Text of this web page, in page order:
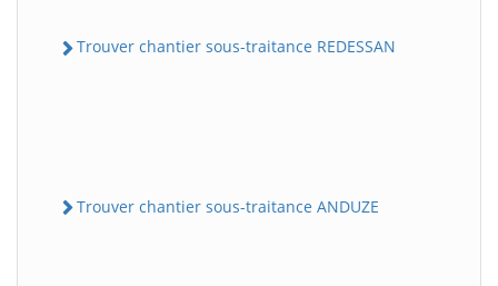
Trouver chantier sous-traitance REDESSAN
Trouver chantier sous-traitance ANDUZE